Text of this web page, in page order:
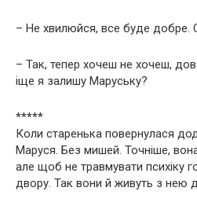
– Не хвилюйся, все буде добре.
– Так, тепер хочеш не хочеш,
іще я залишу Маруську?
*****
Коли старенька повернулася
Маруся. Без мишей. Точніше,
але щоб не травмувати психіку
двору. Так вони й живуть з нею